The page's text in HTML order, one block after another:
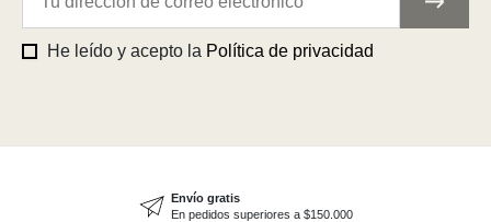
He leído y acepto la Política de privacidad
Envío gratis
En pedidos superiores a $150.000